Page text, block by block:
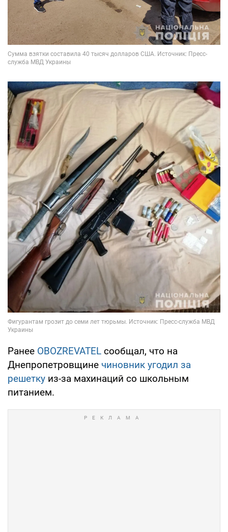
Ранее OBOZREVATEL сообщал, что на
Днепропетровщине чиновник угодил за
решетку из-за махинаций со школьным
питанием.